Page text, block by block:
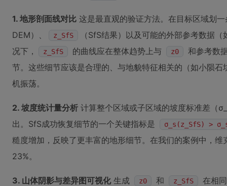
1. 地形剖面线对比 这是最直观的验证方法。在目标区域划
DEM）、
z_SfS
（SfS结果）以及可能的外部参考数据
况下，
z_SfS 的曲线应在整体趋势上与 z0
和参考数
节。这些细节应该是合理的、与地貌特征相关的（如小陨
机振荡。
2. 坡度统计量分析 计算整个区域或子区域的坡度标准差（
出。SfS成功恢复细节的一个关键指标是
σ_s(z_SfS) >
糙度增加，反映了更丰富的地形细节。在我们的案例中，
23%。
3. 山体阴影与差异图可视化生成 z0 和 z_SfS
在相